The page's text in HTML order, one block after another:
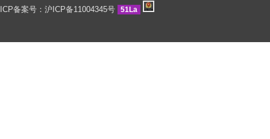
ICP备案号： 沪ICP备11004345号 51La